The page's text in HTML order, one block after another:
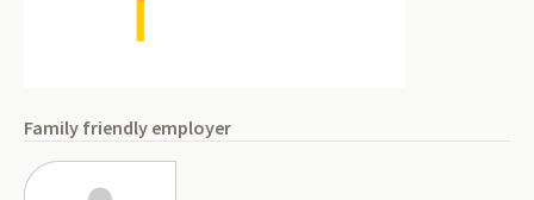
Family friendly employer